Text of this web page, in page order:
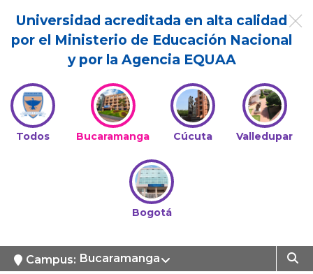
Universidad acreditada en alta calidad
por el Ministerio de Educación Nacional
y por la Agencia EQUAA
Todos Bucaramanga Cúcuta Valledupar
Bogotá
Campus: Bucaramanga